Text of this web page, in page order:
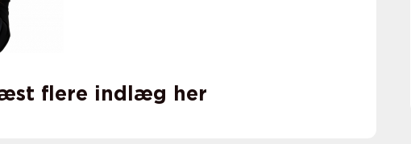
flere indlæg her